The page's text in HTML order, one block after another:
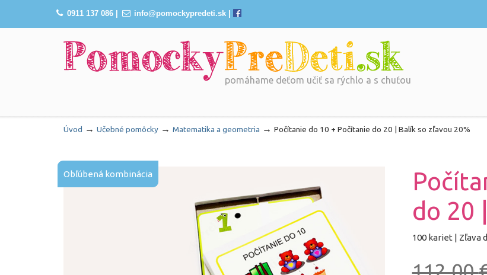
0911 137 086| info@pomockypredeti.sk
pomáhame deťom učiť sa rýchlo a s chuťou
Úvod → Učebné pomôcky → Matematika a geometria → Počítanie do 10 + Počítanie do 20 | Balík so zľavou 20%
do 20
100 kariet | Zľava
112,00
Obľúbená kombinácia